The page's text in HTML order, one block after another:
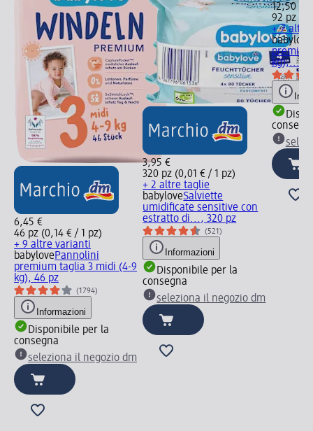
6,45 €
46 pz (0,14 € / 1 pz)
+ 9 altre varianti
babylovePannolini
premium taglia 3 midi (4-9
kg), 46 pz
(1794)
Informazioni
Disponibile per la
consegna
seleziona il negozio dm
3,95 €
320 pz (0,01 € / 1 pz)
+ 2 altre taglie
babyloveSalviette
umidificate sensitive con
estratto di..., 320 pz
(521)
Informazioni
Disponibile per la
consegna
seleziona il negozio dm
12,50 €
92 pz
+ 7 altre
babylove
kg),...,